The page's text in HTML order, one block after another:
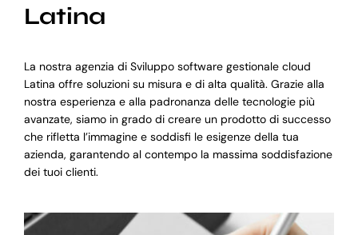
Latina
La nostra agenzia di Sviluppo software gestionale cloud
Latina offre soluzioni su misura e di alta qualità. Grazie alla
nostra esperienza e alla padronanza delle tecnologie più
avanzate, siamo in grado di creare un prodotto di successo
che rifletta l’immagine e soddisfi le esigenze della tua
azienda, garantendo al contempo la massima soddisfazione
dei tuoi clienti.